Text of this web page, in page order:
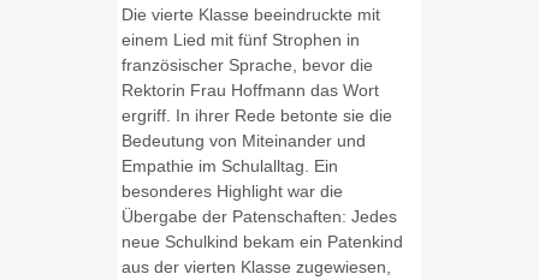
Die vierte Klasse beeindruckte mit
einem Lied mit fünf Strophen in
französischer Sprache, bevor die
Rektorin Frau Hoffmann das Wort
ergriff. In ihrer Rede betonte sie die
Bedeutung von Miteinander und
Empathie im Schulalltag. Ein
besonderes Highlight war die
Übergabe der Patenschaften: Jedes
neue Schulkind bekam ein Patenkind
aus der vierten Klasse zugewiesen,